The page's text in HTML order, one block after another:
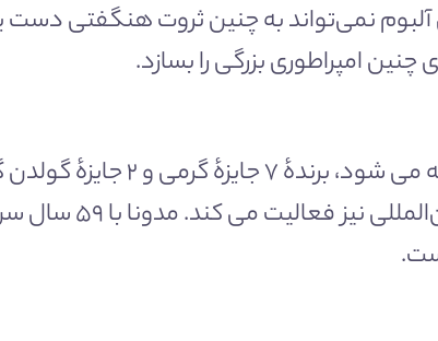
آلبوم نمی‌تواند به چنین ثروت هنگفتی
امپراطوری بزرگی را بسازد.
مدونا که با عنوان “ملکه
فعالیت می کند. مدونا با ۵۹ سال سن و ثروت